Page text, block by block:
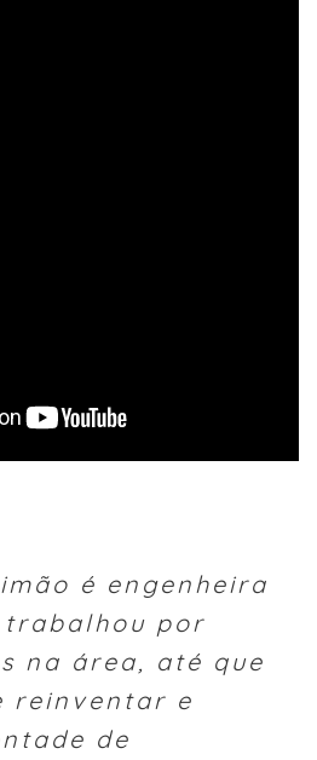
é engenheira
por
na área, até que
reinventar e
de